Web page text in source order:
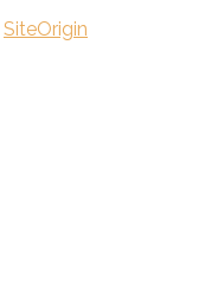
SiteOrigin